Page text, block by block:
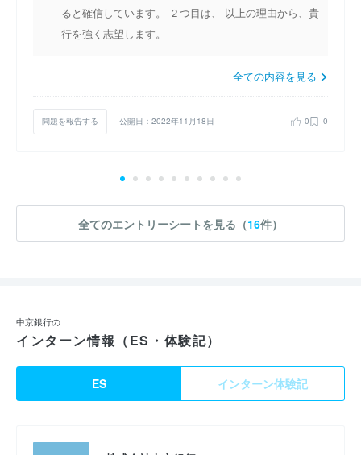
ると確信しています。 ２つ目は、 以上の理由から、貴
行を強く志望します。
全ての内容を見る
問題を報告する 公開日：2022年11月18日 0 0
全てのエントリーシートを見る（16件）
中京銀行の
インターン情報（ES・体験記）
ES インターン体験記